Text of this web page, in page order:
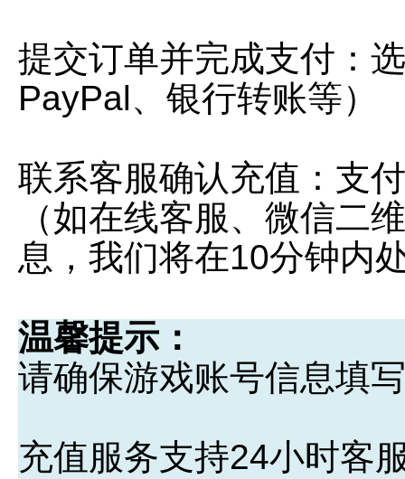
提交订单并完成支付：
PayPal、银行转账等）
联系客服确认充值：支
（如在线客服、微信二
息，我们将在10分钟内
温馨提示：
请确保游戏账号信息填
充值服务支持24小时客